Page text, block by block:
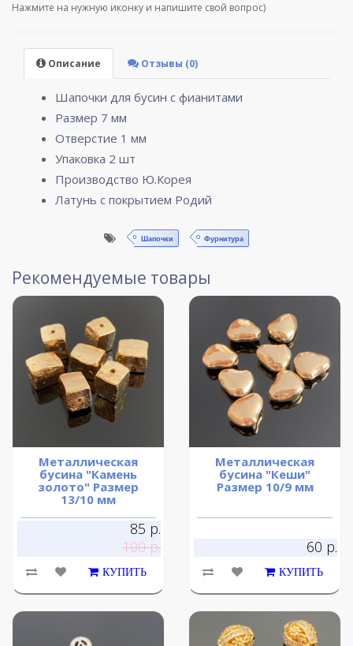
Нажмите на нужную иконку и напишите свой вопрос)
Описание Отзывы (0)
Шапочки для бусин с фианитами
Размер 7 мм
Отверстие 1 мм
Упаковка 2 шт
Производство Ю.Корея
Латунь с покрытием Родий
Шапочки Фурнитура
Рекомендуемые товары
Металлическая
бусина "Камень
золото" Размер
13/10 мм
85 р.
100 р.
КУПИТЬ
Металлическая
бусина "Кеши"
Размер 10/9 мм
60 р.
КУПИТЬ